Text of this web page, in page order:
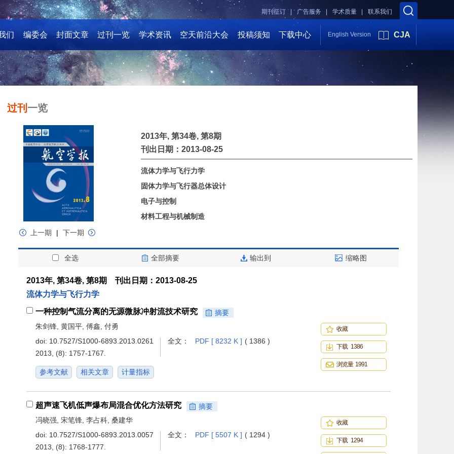
联系我们
学术质量 |
广告服务 |
期刊征订 |
们 编委会 封面文章 过刊一览 学术资讯 空天前沿大会 投稿须知 下载中心 English Version CJA
过刊 一览
2013年, 第34卷, 第8期
刊出日期：2013-08-25
流体力学与飞行力学
固体力学与飞行器总体设计
电子与控制
材料工程与机械制造
上一期
| 下一期
全选 全部摘要 输出到 缩略图
2013年, 第34卷, 第8期 刊出日期：2013-08-25
流体力学与飞行力学
一种控制气流分离的无源微脉冲射流技术研究
摘要
朱剑锋, 黄国平, 傅鑫, 付勇
doi: 10.7527/S1000-6893.2013.0261
2013, (8): 1757-1767.
全文： PDF [ 8232 K ] ( 1386 )
参考文献 相关文章 计量指标
收藏
下载 1386
浏览量 1991
超声速飞机低声爆布局混合优化方法研究
摘要
冯晓强, 宋笔锋, 李占科, 桑建华
doi: 10.7527/S1000-6893.2013.0057
2013, (8): 1768-1777.
全文： PDF [ 5507 K ] ( 1294 )
收藏
下载 1294